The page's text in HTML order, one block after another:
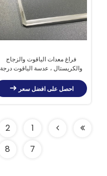
فراغ معدات الياقوت والزجاج
والكريستال ، عدسة الياقوت درجة
احصل على افضل سعر
1
2
7
8